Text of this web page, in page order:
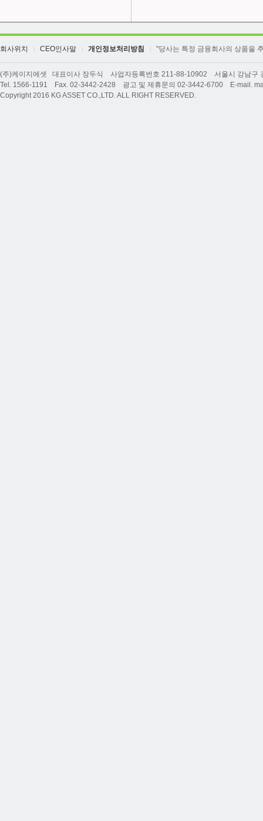
회사위치 CEO인사말 개인정보처리방침 "당사는 특정 금융회사의 상품을
(주)케이지에셋 대표이사 장두식 사업자등록번호 211-88-10902 서울시 강남구
Tel. 1566-1191 Fax. 02-3442-2428 광고 및 제휴문의 02-3442-6700 E-mail.
Copyright 2016 KG ASSET CO.,LTD. ALL RIGHT RESERVED.